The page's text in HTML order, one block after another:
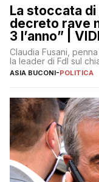
La stoccata di
decreto rave
3 l’anno” |
Claudia Fusani,
la leader di FdI sul
ASIA BUCONI-POLITICA